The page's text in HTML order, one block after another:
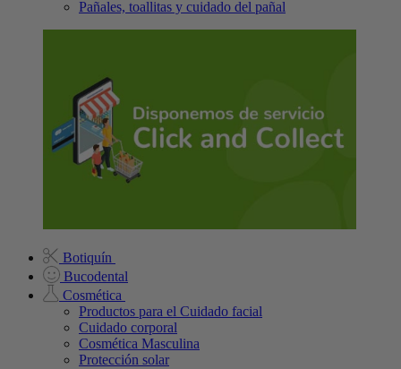
Pañales, toallitas y cuidado del pañal
Botiquín
Bucodental
Cosmética
Productos para el Cuidado facial
Cuidado corporal
Cosmética Masculina
Protección solar